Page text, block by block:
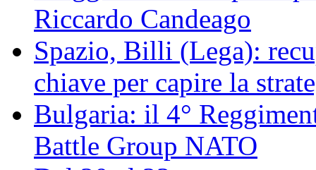
Riccardo Candeago
Spazio, Billi (Lega):
chiave per capire la
Bulgaria: il 4°
Battle Group NATO